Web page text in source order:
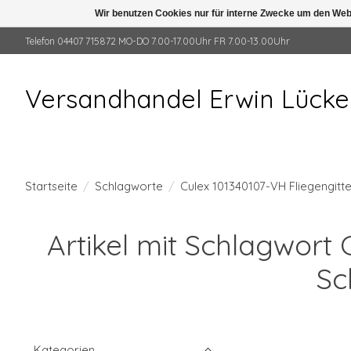
Telefon 04407 715872 MO-DO 7.00-17.00Uhr FR 7.00-13.00Uhr
Versandhandel Erwin
Startseite / Schlagworte / Culex 101340107-VH
Artikel mit Schlagwort
Wir benutzen Cookies nur für interne Zwecke um den